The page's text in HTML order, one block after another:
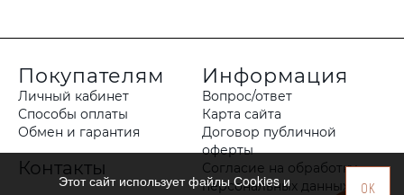
Покупателям
Личный кабинет
Способы оплаты
Обмен и гарантия
Контакты
Информация
Вопрос/ответ
Карта сайта
Договор публичной
оферты
Согласие на обработку
персональных данных
OK
Этот сайт использует файлы Сookies и